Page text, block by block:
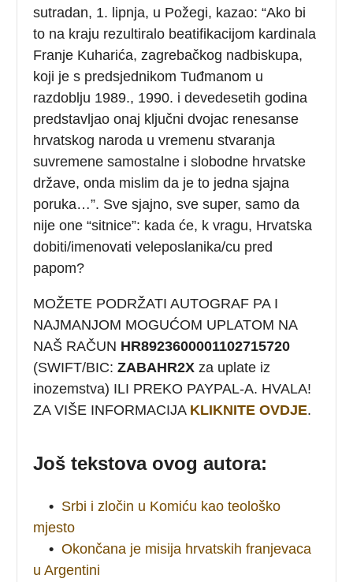
sutradan, 1. lipnja, u Požegi, kazao: “Ako bi
to na kraju rezultiralo beatifikacijom kardinala
Franje Kuharića, zagrebačkog nadbiskupa,
koji je s predsjednikom Tuđmanom u
razdoblju 1989., 1990. i devedesetih godina
predstavljao onaj ključni dvojac renesanse
hrvatskog naroda u vremenu stvaranja
suvremene samostalne i slobodne hrvatske
države, onda mislim da je to jedna sjajna
poruka…”. Sve sjajno, sve super, samo da
nije one “sitnice”: kada će, k vragu, Hrvatska
dobiti/imenovati veleposlanika/cu pred
papom?
MOŽETE PODRŽATI AUTOGRAF PA I
NAJMANJOM MOGUĆOM UPLATOM NA
NAŠ RAČUN HR8923600001102715720
(SWIFT/BIC: ZABAHR2X za uplate iz
inozemstva) ILI PREKO PAYPAL-A. HVALA!
ZA VIŠE INFORMACIJA KLIKNITE OVDJE.
Još tekstova ovog autora:
• Srbi i zločin u Komiću kao teološko
mjesto
• Okončana je misija hrvatskih franjevaca
u Argentini